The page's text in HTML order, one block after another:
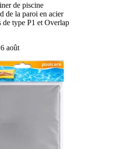
de piscine
de la paroi en acier
de type P1 et Overlap
août